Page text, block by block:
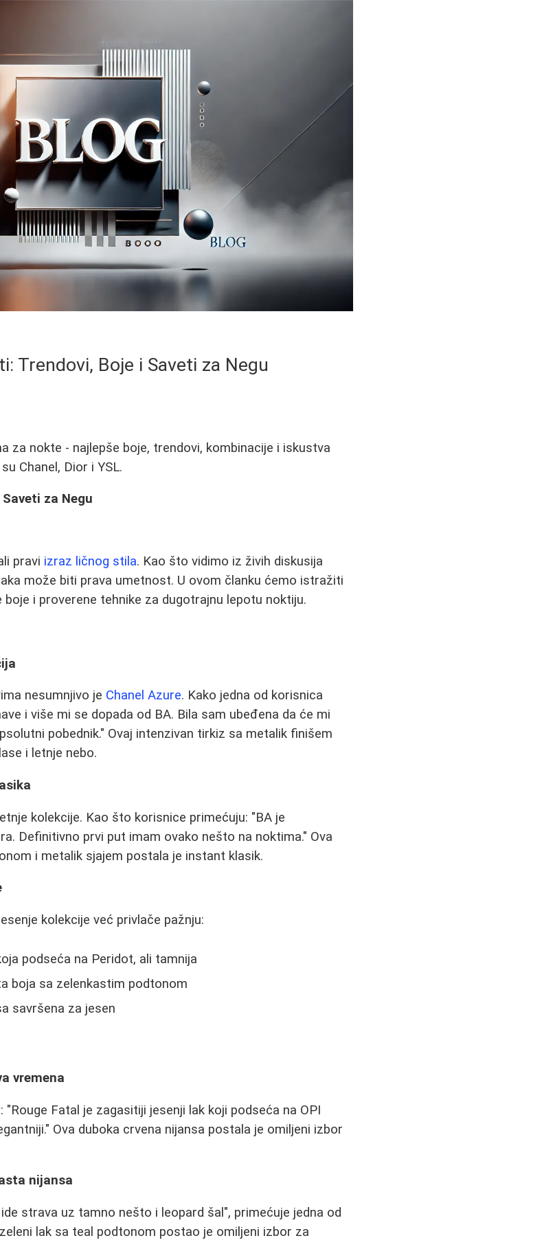
Trendovi, Boje i Saveti za Negu
za nokte - najlepše boje, trendovi, kombinacije i iskustva
Chanel, Dior i YSL.
za Negu
pravi izraz ličnog stila. Kao što vidimo iz živih diskusija
može biti prava umetnost. U ovom članku ćemo istražiti
i proverene tehnike za dugotrajnu lepotu noktiju.
nesumnjivo je Chanel Azure. Kako jedna od korisnica
i više mi se dopada od BA. Bila sam ubeđena da će mi
pobednik." Ovaj intenzivan tirkiz sa metalik finišem
i letnje nebo.
kolekcije. Kao što korisnice primećuju: "BA je
Definitivno prvi put imam ovako nešto na noktima." Ova
i metalik sjajem postala je instant klasik.
kolekcije već privlače pažnju:
podseća na Peridot, ali tamnija
boja sa zelenkastim podtonom
savršena za jesen
vremena
Fatal je zagasitiji jesenji lak koji podseća na OPI
Ova duboka crvena nijansa postala je omiljeni izbor
nijansa
strava uz tamno nešto i leopard šal", primećuje jedna od
lak sa teal podtonom postao je omiljeni izbor za